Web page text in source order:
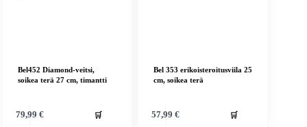
Bel452 Diamond-veitsi,
soikea terä 27 cm, timantti
79,99 € 🛒
Bel 353 erikoisteroitusviila 25
cm, soikea terä
57,99 € 🛒